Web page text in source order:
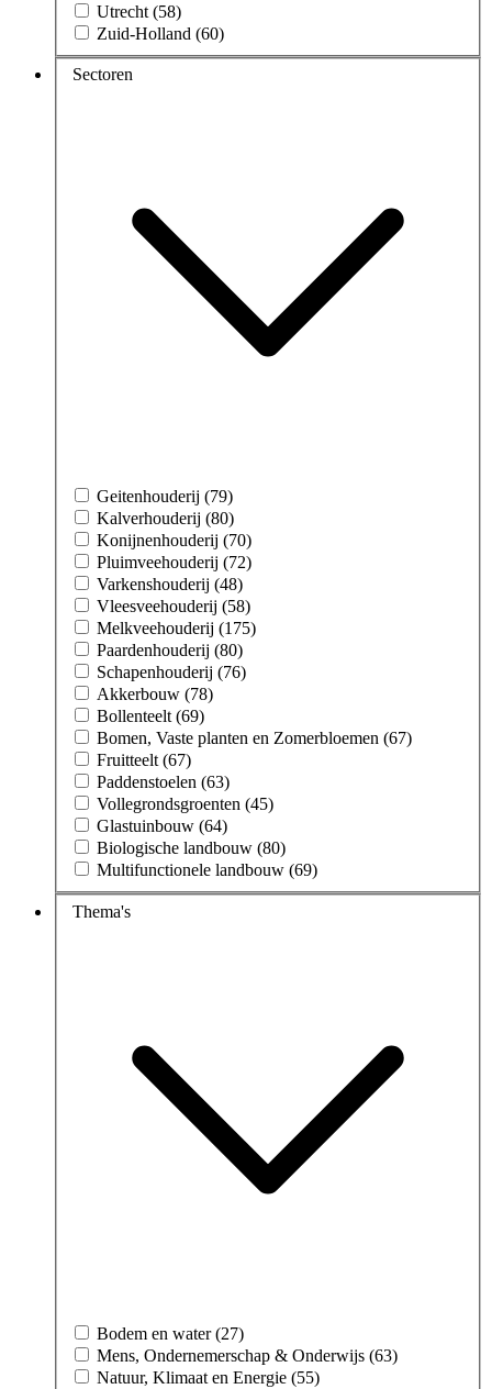
Utrecht (58)
Zuid-Holland (60)
Sectoren
Geitenhouderij (79)
Kalverhouderij (80)
Konijnenhouderij (70)
Pluimveehouderij (72)
Varkenshouderij (48)
Vleesveehouderij (58)
Melkveehouderij (175)
Paardenhouderij (80)
Schapenhouderij (76)
Akkerbouw (78)
Bollenteelt (69)
Bomen, Vaste planten en Zomerbloemen (67)
Fruitteelt (67)
Paddenstoelen (63)
Vollegrondsgroenten (45)
Glastuinbouw (64)
Biologische landbouw (80)
Multifunctionele landbouw (69)
Thema's
Bodem en water (27)
Mens, Ondernemerschap & Onderwijs (63)
Natuur, Klimaat en Energie (55)